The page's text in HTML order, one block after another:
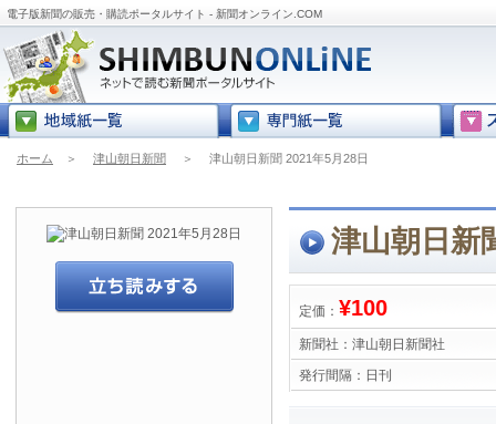
電子版新聞の販売・購読ポータルサイト - 新聞オンライン.COM
ホーム ＞ 津山朝日新聞 ＞ 津山朝日新聞 2021年5月28日
津山朝日新
定価： ¥100
新聞社： 津山朝日新聞社
発行間隔： 日刊